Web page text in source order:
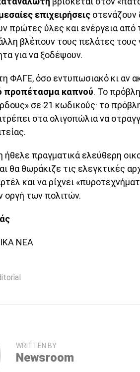
επιχειρήσεις στενάζουν
πρώτες ύλες και ενέργεια από
βλέπουν τους πελάτες τους
για να ξοδέψουν.
ΦΑΓΕ, όσο εντυπωσιακό κι αν
προπέτασμα καπνού. Το
σε 21 κωδικούς· το
στα ολιγοπώλια να
πραγματικά ελεύθερη
θα θωράκιζε τις ελεγκτικές
και να ρίχνει
οργή των πολιτών.
ΝΕΑ
WRITTEN BY
Newsroom